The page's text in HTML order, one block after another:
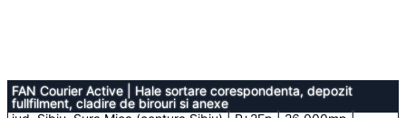
FAN Courier Active
Hale sortare corespondenta, depozit
fullfilment, cladire de birouri si anexe